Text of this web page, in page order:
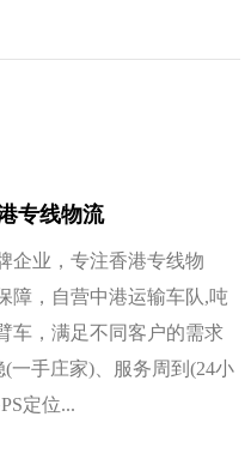
专线物流
企业，专注香港专线物
障，自营中港运输车队,吨
车，满足不同客户的需求
一手庄家)、服务周到(24小
定位...